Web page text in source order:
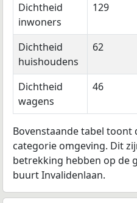
Dichtheid
inwoners
129
Dichtheid
huishoudens
62
Dichtheid
wagens
46
Bovenstaande tabel
categorie omgeving. Dit
betrekking hebben op de
buurt Invalidenlaan.